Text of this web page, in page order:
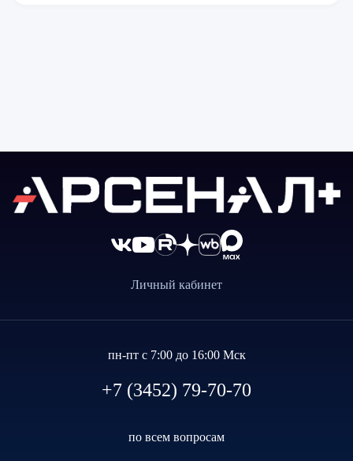
Личный кабинет
пн-пт с 7:00 до 16:00 Мск
+7 (3452) 79-70-70
по всем вопросам